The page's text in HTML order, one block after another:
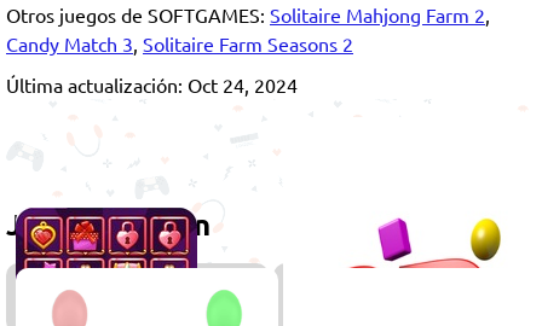
Otros juegos de SOFTGAMES: Solitaire Mahjong Farm 2
Candy Match 3 Solitaire Farm Seasons 2
Última actualización: Oct 24, 2024
Juega también
de